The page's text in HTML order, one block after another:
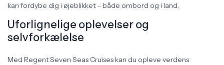
kan fordybe dig i øjeblikket – både ombord og i land.
Uforlignelige oplevelser og
selvforkælelse
Med Regent Seven Seas Cruises kan du opleve verdens